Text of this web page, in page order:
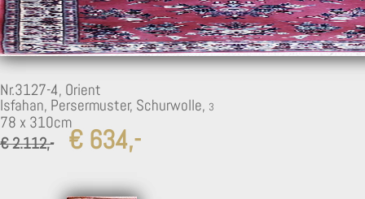
2
Nr.3127-4, Orient
Isfahan, Persermuster, Schurwolle,
78 x 310cm
€ 2.112,-
€ 634,-